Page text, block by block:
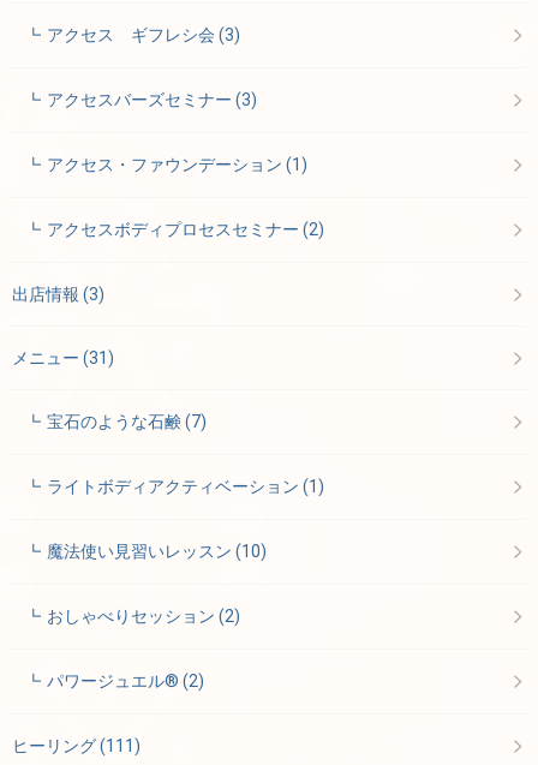
アクセス ギフレシ会(3)
アクセスバーズセミナー(3)
アクセス・ファウンデーション(1)
アクセスボディプロセスセミナー(2)
出店情報 (3)
メニュー (31)
宝石のような石鹸(7)
ライトボディアクティベーション(1)
魔法使い見習いレッスン(10)
おしゃべりセッション(2)
パワージュエル®(2)
ヒーリング(111)